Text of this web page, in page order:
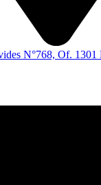
N°768, Of.